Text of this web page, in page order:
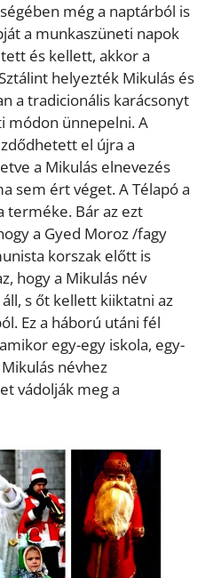
még a naptárból is
a munkaszüneti napok
és kellett, akkor a
helyezték Mikulás és
a tradicionális karácsonyt
módon ünnepelni. A
el újra a
a Mikulás elnevezés
sem ért véget. A Télapó a
terméke. Bár az ezt
a Gyed Moroz /fagy
korszak előtt is
hogy a Mikulás név
s őt kellett kiiktatni az
Ez a háború utáni fél
egy-egy iskola, egy-
névhez
vádolják meg a